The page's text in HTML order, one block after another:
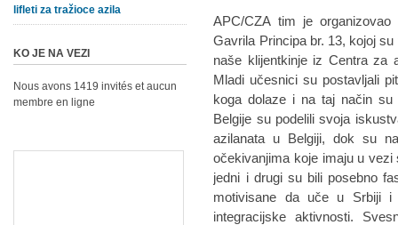
APC/CZA tim je
Gavrila Principa br. 13, kojoj
naše klijentkinje iz Centra
Mladi učesnici su postavljali
koga dolaze i na taj način su
Belgije su podelili svoja
azilanata u Belgiji, dok su
očekivanjima koje imaju u vezi
jedni i drugi su bili posebno
motivisane da uče u Srbiji i
integracijske aktivnosti.
lifleti za tražioce azila
KO JE NA VEZI
Nous avons 1419 invités et aucun
membre en ligne